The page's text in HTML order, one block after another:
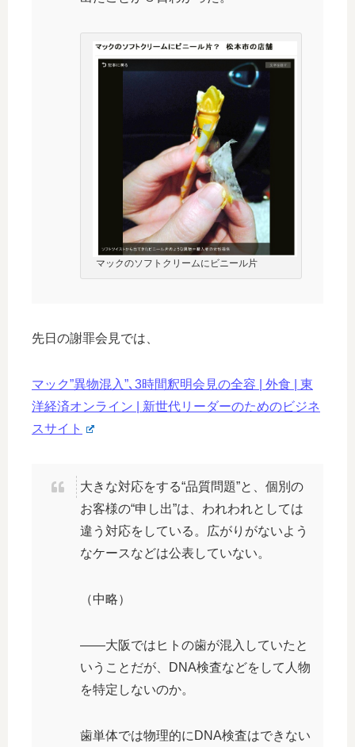
マックのソフトクリームにビニール片
先日の謝罪会見では、
マック”異物混入”､3時間釈明会見の全容 | 外食 | 東
洋経済オンライン | 新世代リーダーのためのビジネ
スサイト
大きな対応をする“品質問題”と、個別の
お客様の“申し出”は、われわれとしては
違う対応をしている。広がりがないよう
なケースなどは公表していない。
（中略）
――大阪ではヒトの歯が混入していたと
いうことだが、DNA検査などをして人物
を特定しないのか。
歯単体では物理的にDNA検査はできない